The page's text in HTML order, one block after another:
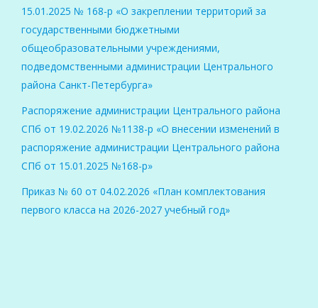
15.01.2025 № 168-р «О закреплении территорий за
государственными бюджетными
общеобразовательными учреждениями,
подведомственными администрации Центрального
района Санкт-Петербурга»
Распоряжение администрации Центрального района
СПб от 19.02.2026 №1138-р «О внесении изменений в
распоряжение администрации Центрального района
СПб от 15.01.2025 №168-р»
Приказ № 60 от 04.02.2026 «План комплектования
первого класса на 2026-2027 учебный год»